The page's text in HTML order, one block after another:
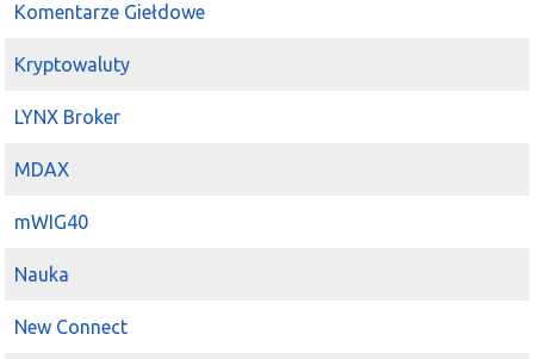
Komentarze Giełdowe
Kryptowaluty
LYNX Broker
MDAX
mWIG40
Nauka
New Connect